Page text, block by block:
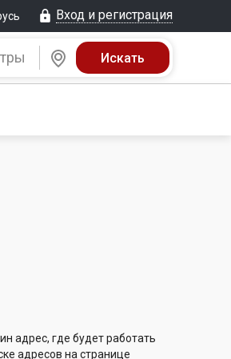
Вход и регистрация
адрес, где будет работать
адресов на странице